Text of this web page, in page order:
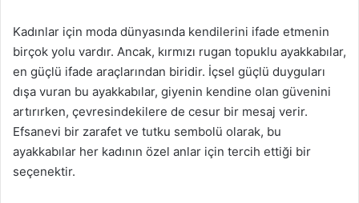
Kadınlar için moda dünyasında kendilerini ifade etmenin
birçok yolu vardır. Ancak, kırmızı rugan topuklu ayakkabılar,
en güçlü ifade araçlarından biridir. İçsel güçlü duyguları
dışa vuran bu ayakkabılar, giyenin kendine olan güvenini
artırırken, çevresindekilere de cesur bir mesaj verir.
Efsanevi bir zarafet ve tutku sembolü olarak, bu
ayakkabılar her kadının özel anlar için tercih ettiği bir
seçenektir.